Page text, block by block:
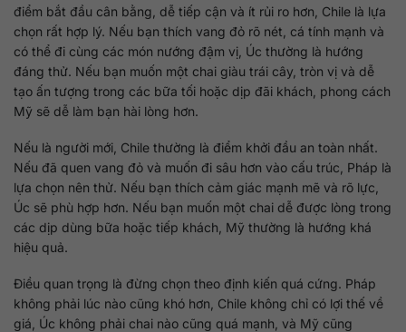
điểm bắt đầu cân bằng, dễ tiếp cận và ít rủi ro hơn, Chile là lựa
chọn rất hợp lý. Nếu bạn thích vang đỏ rõ nét, cá tính mạnh và
có thể đi cùng các món nướng đậm vị, Úc thường là hướng
đáng thử. Nếu bạn muốn một chai giàu trái cây, tròn vị và dễ
tạo ấn tượng trong các bữa tối hoặc dịp đãi khách, phong cách
Mỹ sẽ dễ làm bạn hài lòng hơn.
Nếu là người mới, Chile thường là điểm khởi đầu an toàn nhất.
Nếu đã quen vang đỏ và muốn đi sâu hơn vào cấu trúc, Pháp là
lựa chọn nên thử. Nếu bạn thích cảm giác mạnh mẽ và rõ lực,
Úc sẽ phù hợp hơn. Nếu bạn muốn một chai dễ được lòng trong
các dịp dùng bữa hoặc tiếp khách, Mỹ thường là hướng khá
hiệu quả.
Điều quan trọng là đừng chọn theo định kiến quá cứng. Pháp
không phải lúc nào cũng khó hơn, Chile không chỉ có lợi thế về
giá, Úc không phải chai nào cũng quá mạnh, và Mỹ cũng